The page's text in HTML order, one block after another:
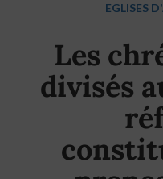
EGLISES
Les
divisés